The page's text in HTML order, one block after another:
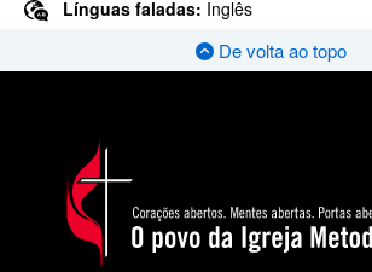
Línguas faladas: Inglês
De volta ao topo